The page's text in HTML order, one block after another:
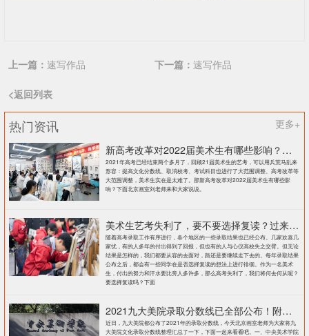
上一篇： 速写作品 下一篇： 速写作品
<返回列表
热门资讯
更多+
新高考改革对2022届美术生有哪些影响？北京画室刘老师来和大家说说
2021年高考已经结束两个多月了，回顾21届美术生的艺考，可以用兵荒马乱来
形容：提高文化分数线、取消校考、考试科目也进行了大范围调整、高考改革等
大范围调整，美术生实在是太难了。那新高考改革对2022届美术生有哪些影
响？下面北京画室刘老师来和大家说说。
美术生艺考失利了，要不要选择复读？过来人提出这几点建议
随着高考录取工作有序进行，各个地区的一些录取结果也已经公布。几家欢喜几
家忧，有的人多年的付出得到了回报，但也有的人与心仪高校失之交臂。但无论
结果是怎样的，我们都要从容的去面对，路还是要继续走下去的。每年录取结果
公布之后，都会有一些同学在是否选择复读的想法上进行徘徊。作为一名美术
生，付出的努力和汗水要比旁人多许多，那么高考失利了，我们将何去何从呢？
要选择复读吗？下面
2021九大美院录取分数线已全部公布！附各大院校录取分数线汇总！
近日，九大美院都公布了2021年的录取分数线，今天北京画室老师为大家将九
大美院文化录取分数线整理汇总了一下，下面一起来看看吧。一、中央美术学院